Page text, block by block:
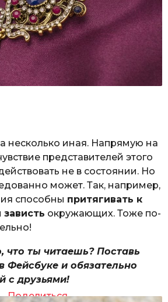
несколько иная. Напрямую на
представителей этого
не в состоянии. Но
может. Так, например,
способны притягивать к
окружающих. Тоже по-
что ты читаешь? Поставь
Фейсбуке и обязательно
с друзьями!
Поделиться